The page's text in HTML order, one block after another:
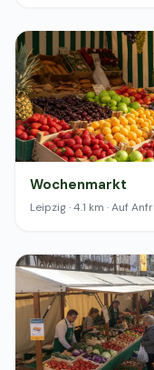
Wochenmarkt
Leipzig · 4.1 km · Auf